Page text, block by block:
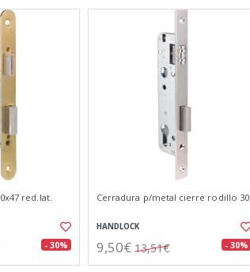
red.lat.
- 30%
Cerradura p/metal cierre rodillo 30
HANDLOCK
9,50€ 13,51€ - 30%